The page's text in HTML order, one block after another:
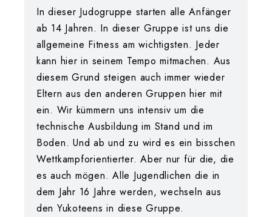
In dieser Judogruppe starten alle Anfänger
ab 14 Jahren. In dieser Gruppe ist uns die
allgemeine Fitness am wichtigsten. Jeder
kann hier in seinem Tempo mitmachen. Aus
diesem Grund steigen auch immer wieder
Eltern aus den anderen Gruppen hier mit
ein. Wir kümmern uns intensiv um die
technische Ausbildung im Stand und im
Boden. Und ab und zu wird es ein bisschen
Wettkampforientierter. Aber nur für die, die
es auch mögen. Alle Jugendlichen die in
dem Jahr 16 Jahre werden, wechseln aus
den Yukoteens in diese Gruppe.